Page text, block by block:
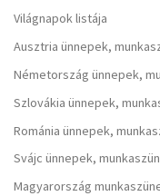
Világnapok listája
Ausztria ünnepek,
Németország ünnepek,
Szlovákia ünnepek,
Románia ünnepek,
Svájc ünnepek,
Magyarország